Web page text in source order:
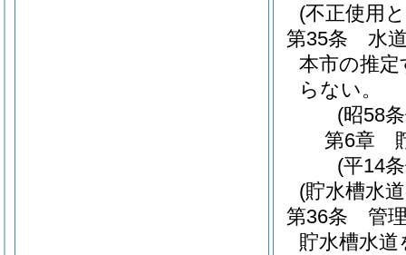
(不正使用
第35条
水
本市の推
らない。
(昭58
第6章
(平14
(貯水槽水
第36条
管
貯水槽水